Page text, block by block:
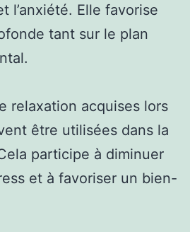
l’anxiété. Elle favorise
tant sur le plan
relaxation acquises lors
être utilisées dans la
participe à diminuer
et à favoriser un bien-